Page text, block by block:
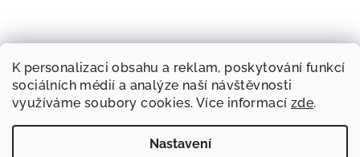
K personalizaci obsahu a reklam, poskytování funkcí
sociálních médií a analýze naší návštěvnosti
využíváme soubory cookies. Více informací zde.
Nastavení